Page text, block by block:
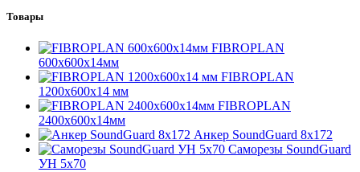
Товары
FIBROPLAN
600х600х14мм
FIBROPLAN
1200х600х14 мм
FIBROPLAN
2400х600х14мм
Анкер SoundGuard 8x172
Саморезы SoundGuard
УН 5х70